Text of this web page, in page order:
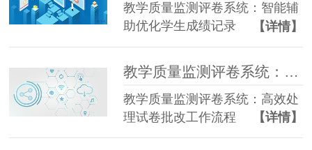
教学质量监测评卷系统：智能辅
助优化学生成绩记录
【详情】
教学质量监测评卷系统：高效处理试卷批改工作流程
教学质量监测评卷系统：高效处
理试卷批改工作流程
【详情】